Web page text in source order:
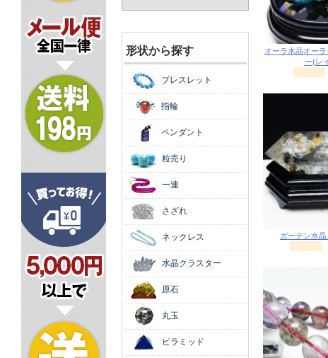
形状から探す
ブレスレット
指輪
ペンダント
粒売り
一連
さざれ
ネックレス
水晶クラスター
原石
丸玉
ピラミッド